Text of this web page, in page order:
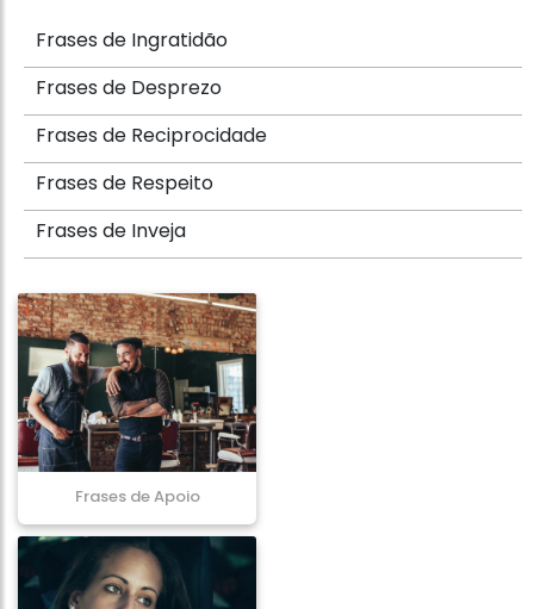
Frases de Ingratidão
Frases de Desprezo
Frases de Reciprocidade
Frases de Respeito
Frases de Inveja
Frases de Apoio